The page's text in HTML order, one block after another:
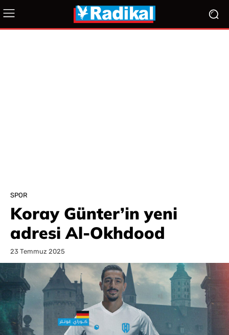
SPOR
Koray Günter’in yeni
adresi Al-Okhdood
23 Temmuz 2025